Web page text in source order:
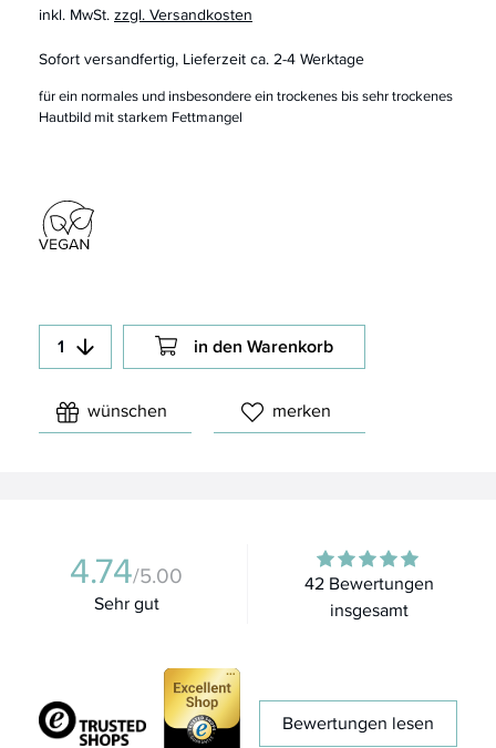
für ein normales und insbesondere ein trockenes bis sehr trockenes
Hautbild mit starkem Fettmangel
inkl. MwSt.zzgl. Versandkosten
Sofort versandfertig, Lieferzeit ca. 2-4 Werktage
in den Warenkorb
wünschen merken
4.74/5.00
Sehr gut
42 Bewertungen
insgesamt
Bewertungen lesen